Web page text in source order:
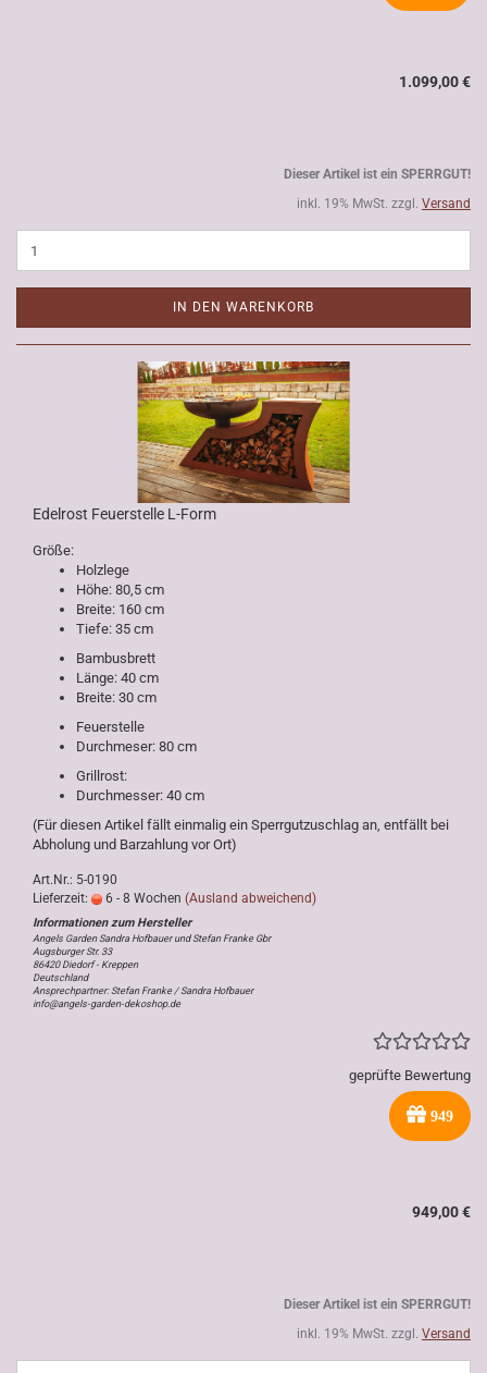
1.099,00 €
Dieser Artikel ist ein SPERRGUT!
inkl. 19% MwSt. zzgl. Versand
IN DEN WARENKORB
Edelrost Feuerstelle L-Form
Größe:
Holzlege
Höhe: 80,5 cm
Breite: 160 cm
Tiefe: 35 cm
Bambusbrett
Länge: 40 cm
Breite: 30 cm
Feuerstelle
Durchmeser: 80 cm
Grillrost:
Durchmesser: 40 cm
(Für diesen Artikel fällt einmalig ein Sperrgutzuschlag an, entfällt bei
Abholung und Barzahlung vor Ort)
Art.Nr.: 5-0190
Lieferzeit:
6 - 8 Wochen (Ausland abweichend)
Angels Garden Sandra Hofbauer und Stefan Franke Gbr
Augsburger Str. 33
86420 Diedorf - Kreppen
Deutschland
Ansprechpartner: Stefan Franke / Sandra Hofbauer
info@angels-garden-dekoshop.de
geprüfte Bewertung
949
949,00 €
Dieser Artikel ist ein SPERRGUT!
inkl. 19% MwSt. zzgl. Versand